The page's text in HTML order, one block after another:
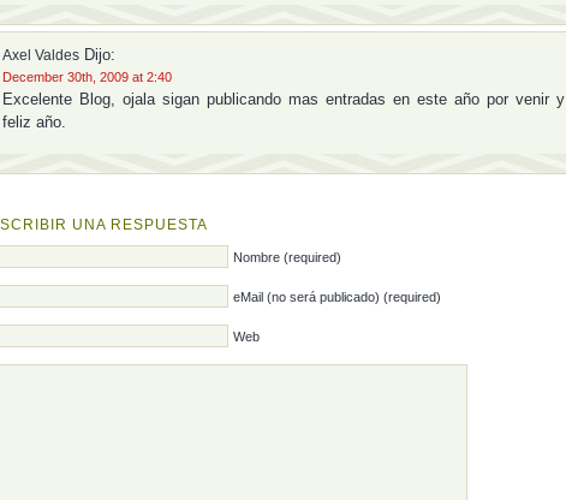
Axel Valdes Dijo:
December 30th, 2009 at 2:40
Excelente Blog, ojala sigan publicando mas entradas en este año por venir y
feliz año.
UNA RESPUESTA
Nombre (required)
eMail (no será publicado) (required)
Web